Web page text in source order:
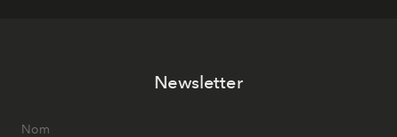
Newsletter